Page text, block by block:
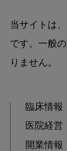
当サイトは
です。一般
りません。
臨床情報
医院経営
開業情報